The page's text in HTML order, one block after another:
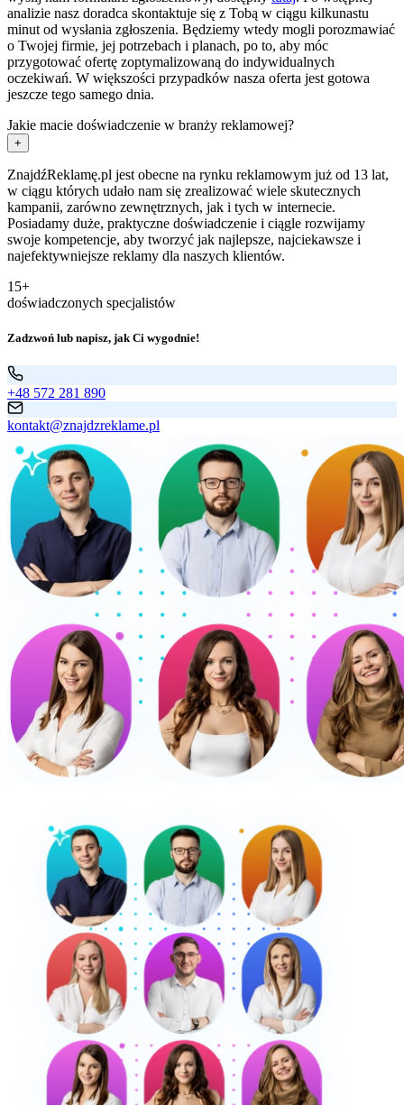
analizie nasz doradca skontaktuje się z Tobą w ciągu kilkunastu
minut od wysłania zgłoszenia. Będziemy wtedy mogli porozmawiać
o Twojej firmie, jej potrzebach i planach, po to, aby móc
przygotować ofertę zoptymalizowaną do indywidualnych
oczekiwań. W większości przypadków nasza oferta jest gotowa
jeszcze tego samego dnia.
Jakie macie doświadczenie w branży reklamowej?
+
ZnajdźReklamę.pl jest obecne na rynku reklamowym już od 13 lat,
w ciągu których udało nam się zrealizować wiele skutecznych
kampanii, zarówno zewnętrznych, jak i tych w internecie.
Posiadamy duże, praktyczne doświadczenie i ciągle rozwijamy
swoje kompetencje, aby tworzyć jak najlepsze, najciekawsze i
najefektywniejsze reklamy dla naszych klientów.
15+
doświadczonych specjalistów
Zadzwoń lub napisz, jak Ci wygodnie!
+48 572 281 890
kontakt@znajdzreklame.pl